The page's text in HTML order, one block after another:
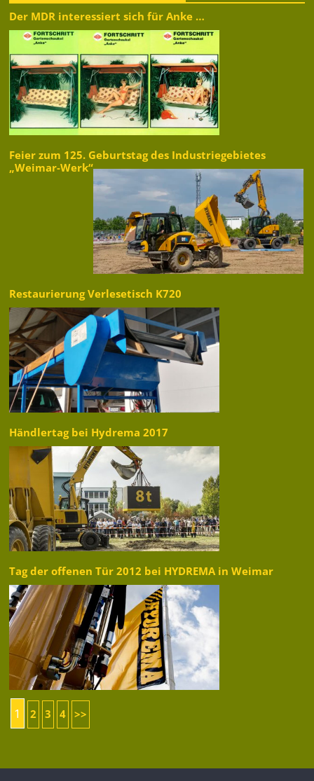
Der MDR interessiert sich für Anke …
Feier zum 125. Geburtstag des Industriegebietes
„Weimar-Werk“
Restaurierung Verlesetisch K720
Händlertag bei Hydrema 2017
Tag der offenen Tür 2012 bei HYDREMA in Weimar
1 2 3 4 >>